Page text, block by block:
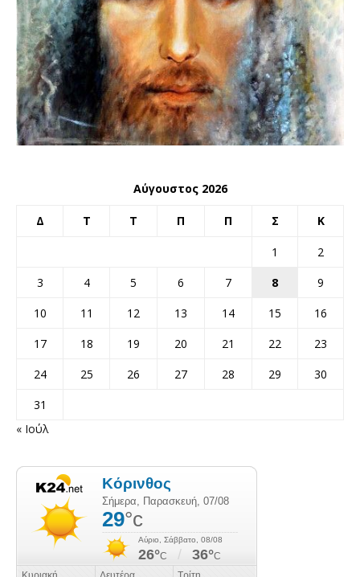
Αύγουστος 2026
Δ Τ Τ Π Π Σ Κ
1
2
3
4 5 6 7 8
9
10
11 12 13 14 15
16
17
18 19 20 21 22
23
24
25 26 27 28 29
30
31
« Ιούλ